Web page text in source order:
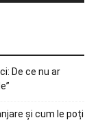
De ce nu ar
și cum le poți